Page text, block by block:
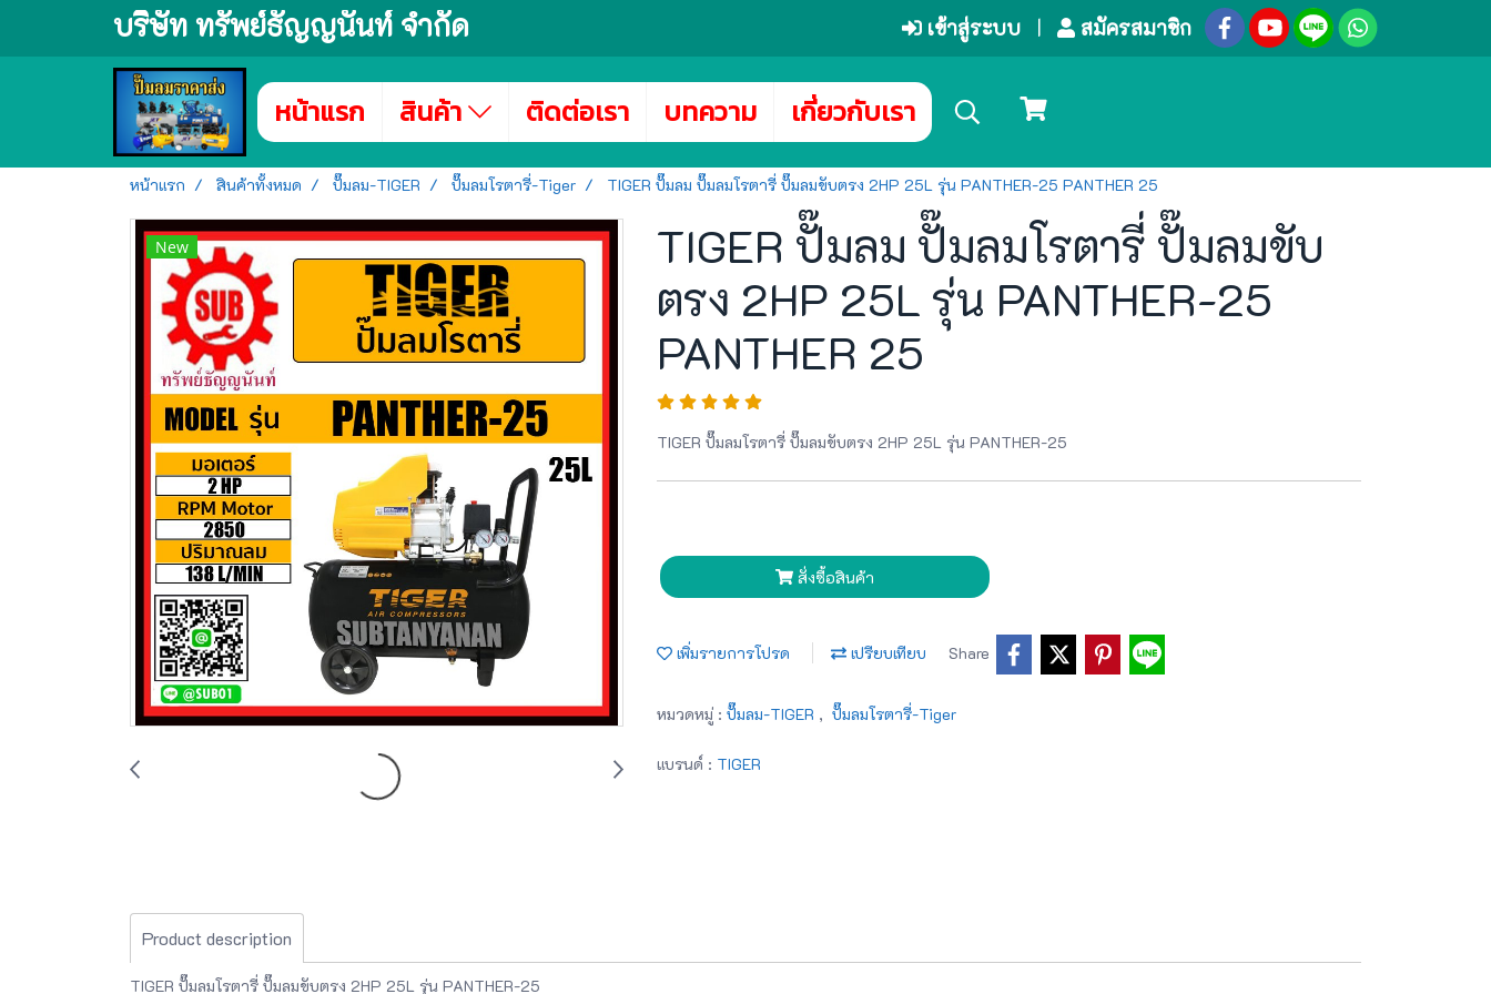
บริษัท ทรัพย์ธัญญนันท์ จำกัด เข้าสู่ระบบ สมัครสมาชิก
หน้าแรก สินค้า ติดต่อเรา บทความ เกี่ยวกับเรา
หน้าแรก สินค้าทั้งหมด ปั๊มลม-TIGER ปั๊มลมโรตารี่-Tiger TIGER ปั๊มลม ปั๊มลมโรตารี่ ปั๊มลมขับตรง 2HP 25L รุ่น PANTHER-25 PANTHER 25
New
TIGER ปั๊มลม ปั๊มลมโรตารี่ ปั๊มลมขับ
ตรง 2HP 25L รุ่น PANTHER-25
PANTHER 25
TIGER ปั๊มลมโรตารี่ ปั๊มลมขับตรง 2HP 25L รุ่น PANTHER-25
สั่งซื้อสินค้า
เพิ่มรายการโปรด เปรียบเทียบ Share
หมวดหมู่ : ปั๊มลม-TIGER , ปั๊มลมโรตารี่-Tiger
แบรนด์ : TIGER
Product description
TIGER ปั๊มลมโรตารี่ ปั๊มลมขับตรง 2HP 25L รุ่น PANTHER-25